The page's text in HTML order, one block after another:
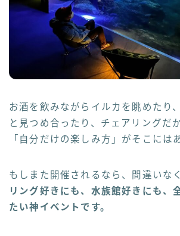
お酒を飲みながらイルカを眺めたり
と見つめ合ったり、チェアリングだ
「自分だけの楽しみ方」がそこには
もしまた開催されるなら、間違いな
リング好きにも、水族館好きにも、
たい神イベントです。